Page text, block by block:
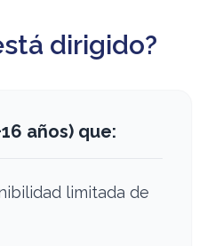
dirigido?
años) que:
limitada de